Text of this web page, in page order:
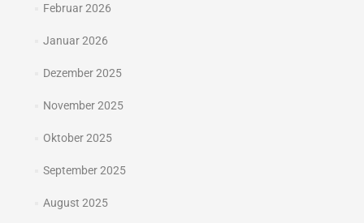
Februar 2026
Januar 2026
Dezember 2025
November 2025
Oktober 2025
September 2025
August 2025